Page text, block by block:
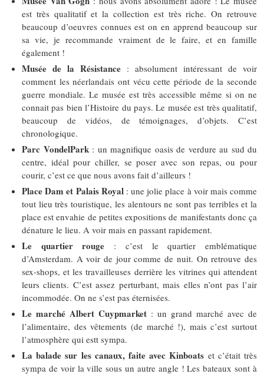
est très qualitatif et la collection est très riche. On retrouve
beaucoup d’oeuvres connues est on en apprend beaucoup sur
sa vie, je recommande vraiment de le faire, et en famille
également !
Musée de la Résistance : absolument intéressant de voir
comment les néerlandais ont vécu cette période de la seconde
guerre mondiale. Le musée est très accessible même si on ne
connait pas bien l’Histoire du pays. Le musée est très qualitatif,
beaucoup de vidéos, de témoignages, d’objets. C’est
chronologique.
Parc VondelPark : un magnifique oasis de verdure au sud du
centre, idéal pour chiller, se poser avec son repas, ou pour
courir, c’est ce que nous avons fait d’ailleurs !
Place Dam et Palais Royal : une jolie place à voir mais comme
tout lieu très touristique, les alentours ne sont pas terribles et la
place est envahie de petites expositions de manifestants donc ça
dénature le lieu. A voir mais en passant rapidement.
Le quartier rouge : c’est le quartier emblématique
d’Amsterdam. A voir de jour comme de nuit. On retrouve des
sex-shops, et les travailleuses derrière les vitrines qui attendent
leurs clients. C’est assez perturbant, mais elles n’ont pas l’air
incommodée. On ne s’est pas éternisées.
Le marché Albert Cuypmarket : un grand marché avec de
l’alimentaire, des vêtements (de marché !), mais c’est surtout
l’atmosphère qui estt sympa.
La balade sur les canaux, faite avec Kinboats et c’était très
sympa de voir la ville sous un autre angle ! Les bateaux sont à